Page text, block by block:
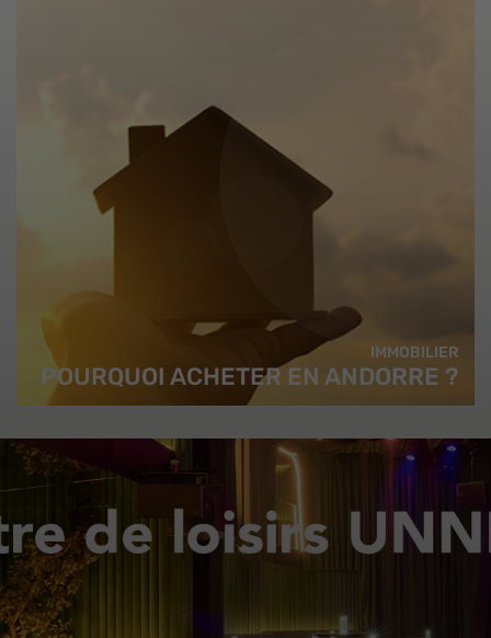
IMMOBILIER
POURQUOI ACHETER EN ANDORRE ?